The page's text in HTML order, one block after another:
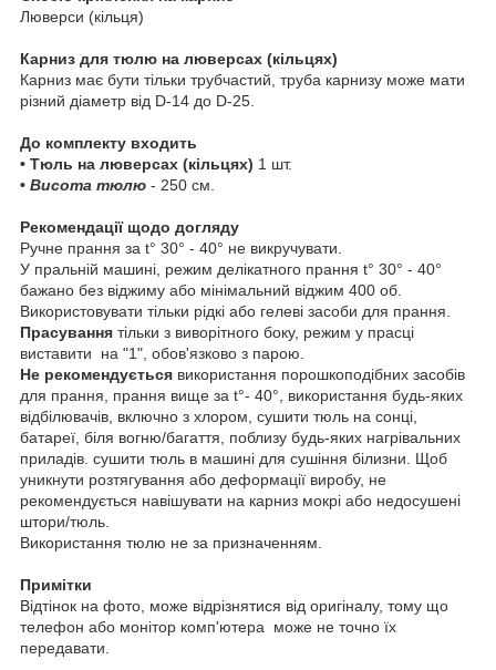
Люверси (кільця)
Карниз для тюлю на люверсах (кільцях)
Карниз має бути тільки трубчастий, труба карнизу може мати
різний діаметр від D-14 до D-25.
До комплекту входить
• Тюль на люверсах (кільцях) 1 шт.
• Висота тюлю - 250 см.
Рекомендації щодо догляду
Ручне прання за t° 30° - 40° не викручувати.
У пральній машині, режим делікатного прання t° 30° - 40°
бажано без віджиму або мінімальний віджим 400 об.
Використовувати тільки рідкі або гелеві засоби для прання.
Прасування тільки з виворітного боку, режим у прасці
виставити на "1", обов'язково з парою.
Не рекомендується використання порошкоподібних засобів
для прання, прання вище за t°- 40°, використання будь-яких
відбілювачів, включно з хлором, сушити тюль на сонці,
батареї, біля вогню/багаття, поблизу будь-яких нагрівальних
приладів. сушити тюль в машині для сушіння білизни. Щоб
уникнути розтягування або деформації виробу, не
рекомендується навішувати на карниз мокрі або недосушені
штори/тюль.
Використання тюлю не за призначенням.
Примітки
Відтінок на фото, може відрізнятися від оригіналу, тому що
телефон або монітор комп'ютера може не точно їх
передавати.